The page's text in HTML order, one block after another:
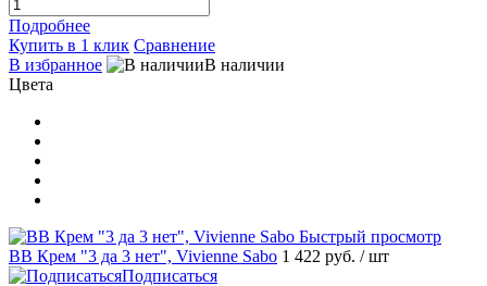
Подробнее
Купить в 1 клик Сравнение
В избранное
В наличии
Цвета
Быстрый просмотр
ВВ Крем "3 да 3 нет", Vivienne Sabo 1 422 руб. / шт
Подписаться